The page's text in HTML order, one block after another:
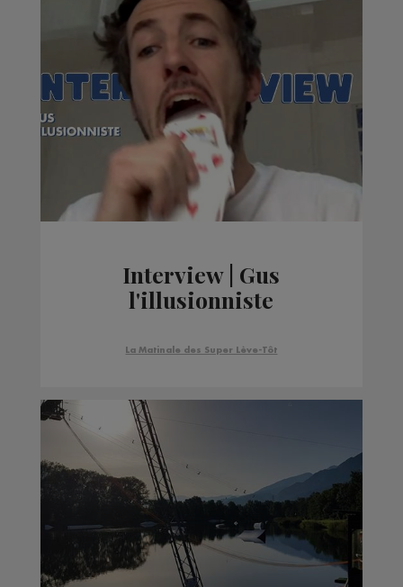
Interview | Gus
l'illusionniste
La Matinale des Super Lève-Tôt